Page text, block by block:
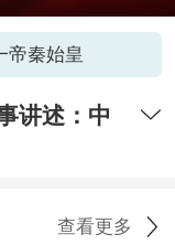
帝秦始皇
讲述：中
查看更多